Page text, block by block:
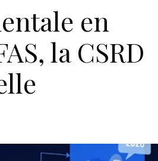
en
la CSRD